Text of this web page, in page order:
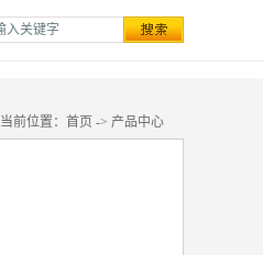
当前位置： 首页 -> 产品中心